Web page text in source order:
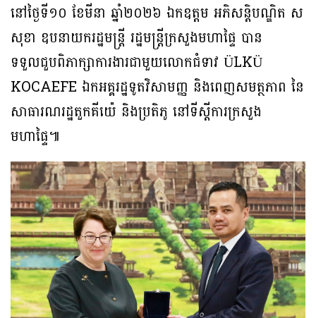
នៅថ្ងៃទី១០ ខែមីនា ឆ្នាំ២០២៦ ឯកឧត្តម អភិសន្តិបណ្ឌិត ស
សុខា ឧបនាយករដ្ឋមន្ត្រី រដ្ឋមន្ត្រីក្រសួងមហាផ្ទៃ បាន
ទទួលជួបពិភាក្សាការងារជាមួយលោកជំទាវ ÜLKÜ
KOCAEFE ឯកអគ្គរដ្ឋទូតវិសាមញ្ញ និងពេញសមត្ថភាព នៃ
សាធារណរដ្ឋតួកគីយ៉េ និងប្រតិភូ នៅទីស្តីការក្រសួង
មហាផ្ទៃ៕